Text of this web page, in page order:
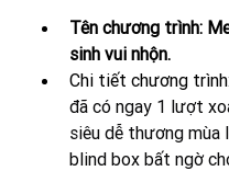
Tên chương trình:
sinh vui nhộn.
Chi tiết chương trình:
đã có ngay 1 lượt
siêu dễ thương mùa
blind box bất ngờ